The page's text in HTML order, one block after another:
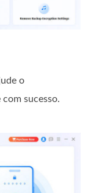
o
sucesso.